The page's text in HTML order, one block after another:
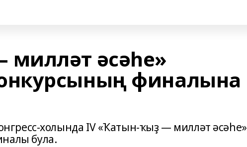
әсәһе»
финалына
холында IV «Ҡатын-ҡыҙ — милләт әсәһе»
була.